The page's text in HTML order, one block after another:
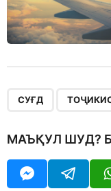
СУҒД
МАЪҚУЛ ШУД?